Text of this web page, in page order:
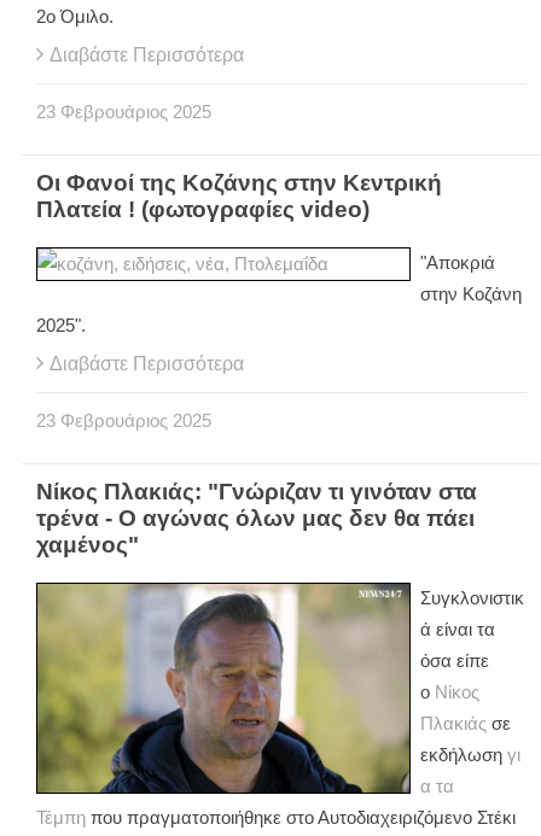
2ο Όμιλο.
Διαβάστε Περισσότερα
23 Φεβρουάριος 2025
Οι Φανοί της Κοζάνης στην Κεντρική
Πλατεία ! (φωτογραφίες video)
"Αποκριά
στην Κοζάνη
2025".
Διαβάστε Περισσότερα
23 Φεβρουάριος 2025
Νίκος Πλακιάς: "Γνώριζαν τι γινόταν στα
τρένα - Ο αγώνας όλων μας δεν θα πάει
χαμένος"
Συγκλονιστικ
ά είναι τα
όσα είπε
ο Νίκος
Πλακιάς σε
εκδήλωση γι
α τα
Τέμπη που πραγματοποιήθηκε στο Αυτοδιαχειριζόμενο Στέκι